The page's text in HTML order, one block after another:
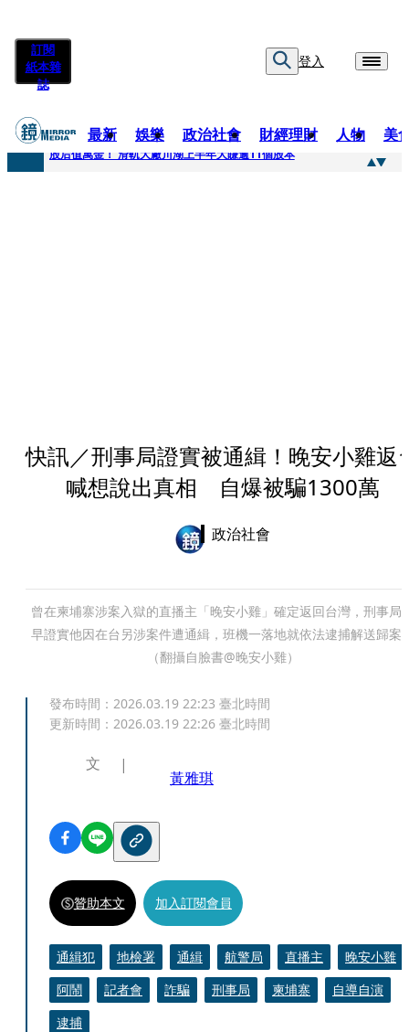
訂閱
紙本雜
誌
登入
最新 娛樂 政治社會 財經理財 人物 美
快訊
股后值萬金！ 滑軌大廠川湖上半年大賺逾11個股本
快訊／刑事局證實被通緝！晚安小雞返
喊想說出真相 自爆被騙1300萬
政治社會
曾在柬埔寨涉案入獄的直播主「晚安小雞」確定返回台灣，刑事局
早證實他因在台另涉案件遭通緝，班機一落地就依法逮捕解送歸案
（翻攝自臉書@晚安小雞）
發布時間： 2026.03.19 22:23 臺北時間
更新時間： 2026.03.19 22:26 臺北時間
文
黃雅琪
贊助本文 加入訂閱會員
通緝犯 地檢署 通緝 航警局 直播主
晚安小雞
阿鬧
記者會 詐騙 刑事局 柬埔寨
自導自演
逮捕